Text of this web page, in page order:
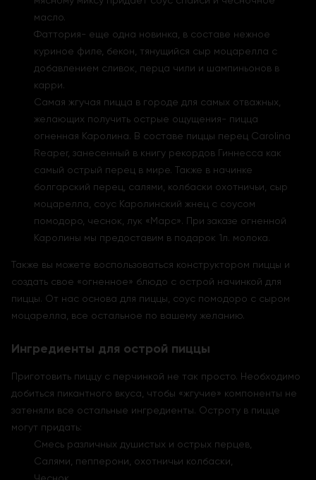
масло.
Фаттория- еще одна новинка, в составе нежное
куриное филе, бекон, тянущийся сыр моцарелла с
добавлением сливок, перца чили и шампиньонов в
карри.
Самая жгучая пицца в городе для самых отважных,
желающих получить острые ощущения- пицца
огненная Каролина. В составе пиццы перец Carolina
Reaper, занесенный в книгу рекордов Гиннесса как
самый острый перец в мире. Также в начинке
болгарский перец, салями, колбаски охотничьи, сыр
моцарелла, соус Каролинский жнец с соусом
помодоро, чеснок, лук «Марс». При заказе огненной
Каролины мы предоставим в подарок 1л. молока.
Также вы можете воспользоваться конструктором пиццы и
создать свое «огненное» блюдо с острой начинкой для
пиццы. От нас основа для пиццы, соус помодоро с сыром
моцарелла, все остальное по вашему желанию.
Ингредиенты для острой пиццы
Приготовить пиццу с перчинкой не так просто. Необходимо
добиться пикантного вкуса, чтобы «жгучие» компоненты не
затеняли все остальные ингредиенты. Остроту в пицце
могут придать:
Смесь различных душистых и острых перцев,
Салями, пепперони, охотничьи колбаски,